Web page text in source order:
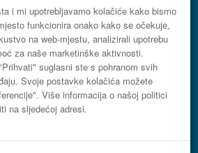
i mi upotrebljavamo kolačiće kako bismo
funkcionira onako kako se očekuje,
na web-mjestu, analizirali upotrebu
za naše marketinške aktivnosti.
suglasni ste s pohranom svih
Svoje postavke kolačića možete
Više informacija o našoj politici
na sljedećoj adresi.
autobusne karte